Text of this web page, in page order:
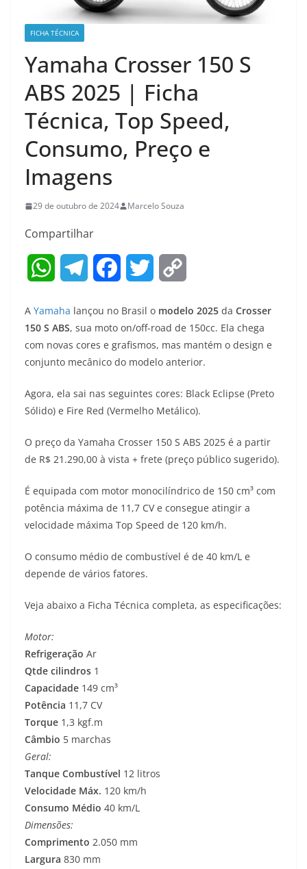
FICHA TÉCNICA
Yamaha Crosser 150 S
ABS 2025 | Ficha
Técnica, Top Speed,
Consumo, Preço e
Imagens
29 de outubro de 2024 Marcelo Souza
Compartilhar
W
a
t
p
l
e
r
m
c
e
k
i
t
e
p
y
k
A Yamaha lançou no Brasil o modelo 2025 da Crosser
150 S ABS, sua moto on/off-road de 150cc. Ela chega
com novas cores e grafismos, mas mantém o design e
conjunto mecânico do modelo anterior.
Agora, ela sai nas seguintes cores: Black Eclipse (Preto
Sólido) e Fire Red (Vermelho Metálico).
O preço da Yamaha Crosser 150 S ABS 2025 é a partir
de R$ 21.290,00 à vista + frete (preço público sugerido).
É equipada com motor monocilíndrico de 150 cm³ com
potência máxima de 11,7 CV e consegue atingir a
velocidade máxima Top Speed de 120 km/h.
O consumo médio de combustível é de 40 km/L e
depende de vários fatores.
Veja abaixo a Ficha Técnica completa, as especificações:
Motor:
Refrigeração Ar
Qtde cilindros 1
Capacidade 149 cm³
Potência 11,7 CV
Torque 1,3 kgf.m
Câmbio 5 marchas
Geral:
Tanque Combustível 12 litros
Velocidade Máx. 120 km/h
Consumo Médio 40 km/L
Dimensões:
Comprimento 2.050 mm
Largura 830 mm